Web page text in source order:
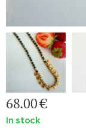
68.00€
In stock